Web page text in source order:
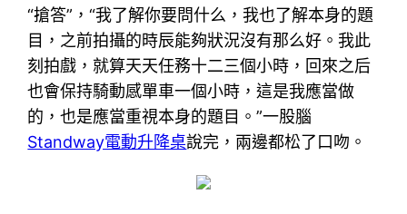
“搶答”，“我了解你要問什么，我也了解本身的題
目，之前拍攝的時辰能夠狀況沒有那么好。我此
刻拍戲，就算天天任務十二三個小時，回來之后
也會保持騎動感單車一個小時，這是我應當做
的，也是應當重視本身的題目。”一股腦
Standway電動升降桌說完，兩邊都松了口吻。